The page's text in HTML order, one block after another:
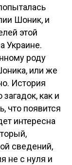
Шоник, и
этой
Украине.
роду
или же
История
как и
что появится
интересна
сведений,
не с нуля и